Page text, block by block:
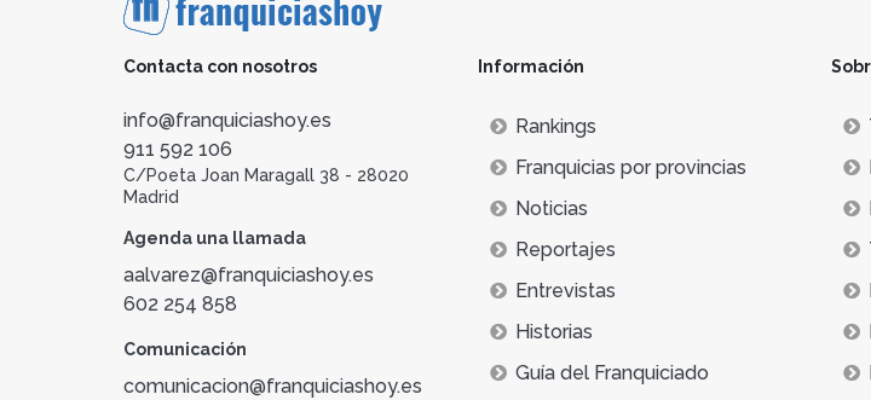
Contacta con nosotros
info@franquiciashoy.es
911 592 106
C/Poeta Joan Maragall 38 - 28020
Madrid
Agenda una llamada
aalvarez@franquiciashoy.es
602 254 858
Comunicación
comunicacion@franquiciashoy.es
Información
Rankings
Franquicias por provincias
Noticias
Reportajes
Entrevistas
Historias
Guía del Franquiciado